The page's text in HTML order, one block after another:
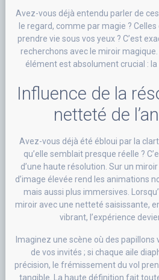
Avez-vous déjà entendu parler de
le regard, comme par magie ?
prendre vie sous vos yeux ? C’est
recherchons avec le miroir
élément est absolument crucial :
Influence de la
netteté de
Avez-vous déjà été ébloui par la
qu’elle semblait presque réelle ?
d’une haute résolution. Sur un
d’image élevée rend les animations
mais aussi plus immersives.
miroir avec une netteté saisissante,
vibrant, l’expérience
Imaginez une scène où des
de vos invités ; si chaque aile
précision, le frémissement du vol
tangible. La haute définition fait